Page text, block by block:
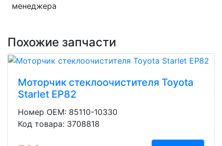
менеджера
Похожие запчасти
Моторчик стеклоочистителя Toyota
Starlet EP82
Номер OEM: 85110-10330
Код товара: 3708818